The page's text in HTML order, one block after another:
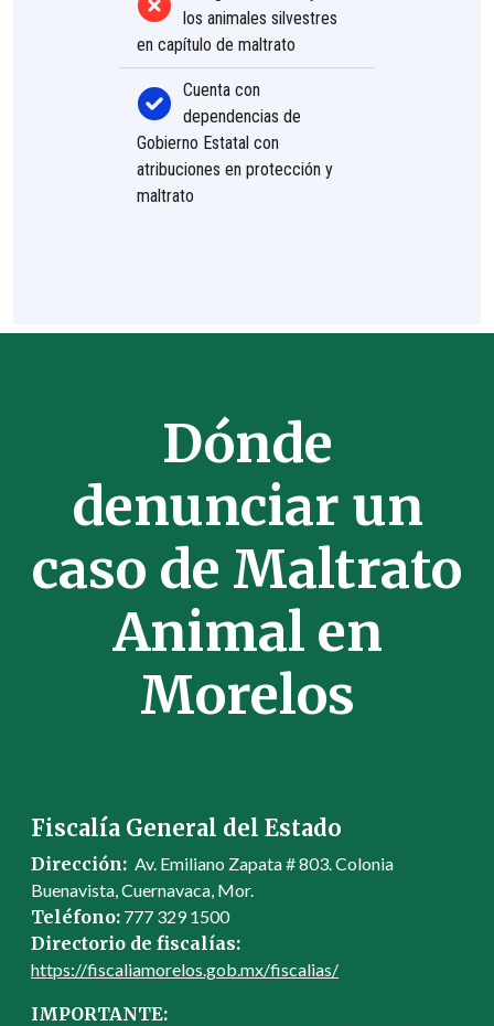
los animales silvestres
en capítulo de maltrato
Cuenta con
dependencias de
Gobierno Estatal con
atribuciones en protección y
maltrato
Dónde
denunciar un
caso de Maltrato
Animal en
Morelos
Fiscalía General del Estado
Dirección: Av. Emiliano Zapata # 803. Colonia
Buenavista, Cuernavaca, Mor.
Teléfono: 777 329 1500
Directorio de fiscalías:
https://fiscaliamorelos.gob.mx/fiscalias/
IMPORTANTE: